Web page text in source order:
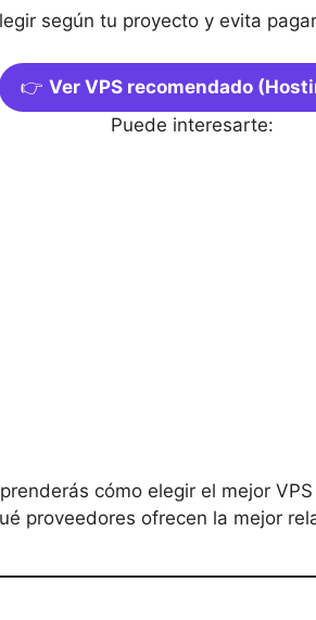
según tu proyecto y evita
👉 Ver VPS recomendado
Puede interesarte:
cómo elegir el mejor
proveedores ofrecen la mejor